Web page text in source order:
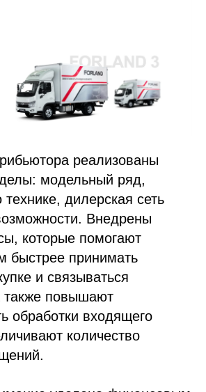
реализованы
модельный ряд,
дилерская сеть
Внедрены
которые помогают
быстрее принимать
и связываться
повышают
обработки входящего
количество